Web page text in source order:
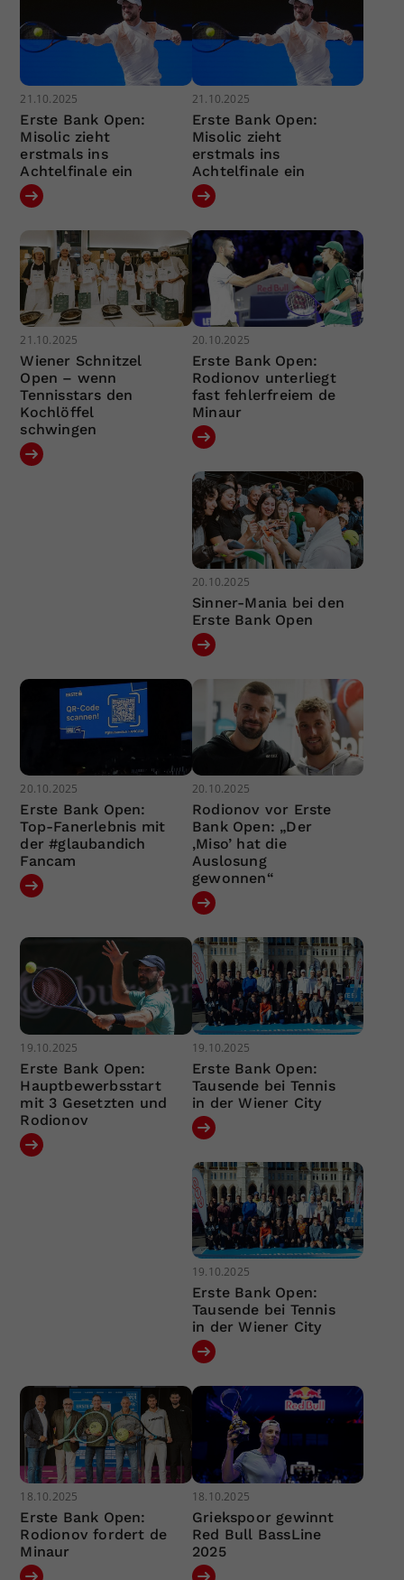
21.10.2025
Erste Bank Open:
Misolic zieht
erstmals ins
Achtelfinale ein
21.10.2025
Erste Bank Open:
Misolic zieht
erstmals ins
Achtelfinale ein
21.10.2025
Wiener Schnitzel
Open – wenn
Tennisstars den
Kochlöffel
schwingen
20.10.2025
Erste Bank Open:
Rodionov unterliegt
fast fehlerfreiem de
Minaur
20.10.2025
Sinner-Mania bei den
Erste Bank Open
20.10.2025
Erste Bank Open:
Top-Fanerlebnis mit
der #glaubandich
Fancam
20.10.2025
Rodionov vor Erste
Bank Open: „Der
‚Miso’ hat die
Auslosung
gewonnen“
19.10.2025
Erste Bank Open:
Hauptbewerbsstart
mit 3 Gesetzten und
Rodionov
19.10.2025
Erste Bank Open:
Tausende bei Tennis
in der Wiener City
19.10.2025
Erste Bank Open:
Tausende bei Tennis
in der Wiener City
18.10.2025
Erste Bank Open:
Rodionov fordert de
Minaur
18.10.2025
Griekspoor gewinnt
Red Bull BassLine
2025